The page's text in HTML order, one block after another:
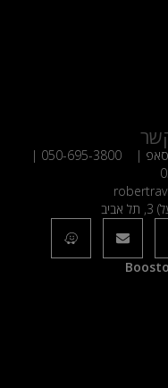
|
050-695-3800
|